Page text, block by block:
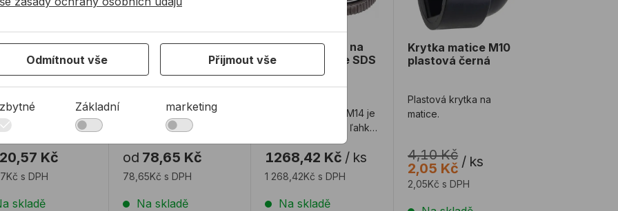
nízká DIN
zinek.
20,57 Kč
s DPH
skladě
Matice nízká DIN
provedení nerez.
od 78,65 Kč
78,65Kč s DPH
Na skladě
Matica BOSCH na
rýchle upínanie SDS
Click
upínanie SDS clic M14 je
matica na rýchle a ľahké
upevnenie a uvoľnenie
príslušenst ...
1268,42 Kč / ks
1 268,42Kč s DPH
Na skladě
Krytka matice M10
plastová černá
Plastová krytka na
matice.
4,10 Kč
2,05 Kč / ks
2,05Kč s DPH
Odmítnout vše Přijmout vše
Základní marketing